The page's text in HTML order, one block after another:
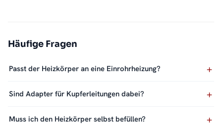
Häufige Fragen
Passt der Heizkörper an eine Einrohrheizung?
Sind Adapter für Kupferleitungen dabei?
Muss ich den Heizkörper selbst befüllen?